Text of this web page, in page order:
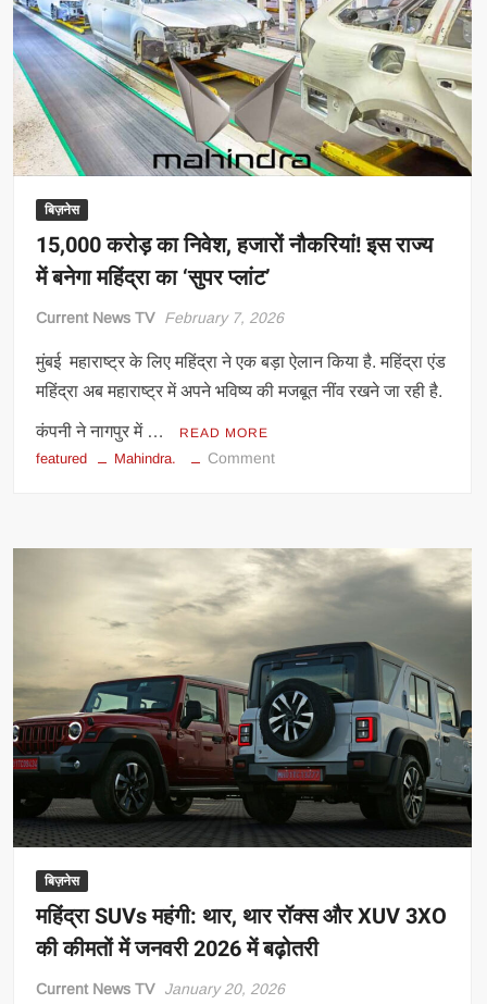
महिंद्रा
ने
लौटाए
पैसे
बिज़नेस
15,000 करोड़ का निवेश, हजारों नौकरियां! इस राज्य
में बनेगा महिंद्रा का ‘सुपर प्लांट’
Current News TV February 7, 2026
मुंबई महाराष्ट्र के लिए महिंद्रा ने एक बड़ा ऐलान किया है. महिंद्रा एंड
महिंद्रा अब महाराष्ट्र में अपने भविष्य की मजबूत नींव रखने जा रही है.
कंपनी ने नागपुर में … READ MORE
featured Mahindra. Commenton
निवेश,
हजारों
नौकरियां!
इस
राज्य
में
बनेगा
महिंद्रा
का
‘सुपर
प्लांट’
बिज़नेस
महिंद्रा SUVs महंगी: थार, थार रॉक्स और XUV 3XO
की कीमतों में जनवरी 2026 में बढ़ोतरी
Current News TV January 20, 2026